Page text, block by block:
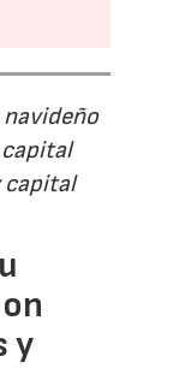
capital
capital
y